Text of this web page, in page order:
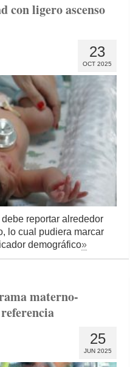
con ligero ascenso
23
OCT 2025
reportar alrededor
lo cual pudiera marcar
demográfico»
materno-
25
JUN 2025